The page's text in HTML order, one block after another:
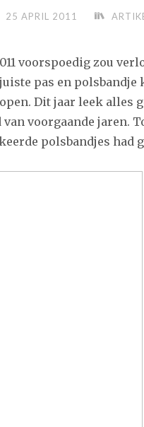
25 APRIL 2011
voorspoedig zou
pas en polsbandje
Dit jaar leek alles
voorgaande jaren.
polsbandjes had